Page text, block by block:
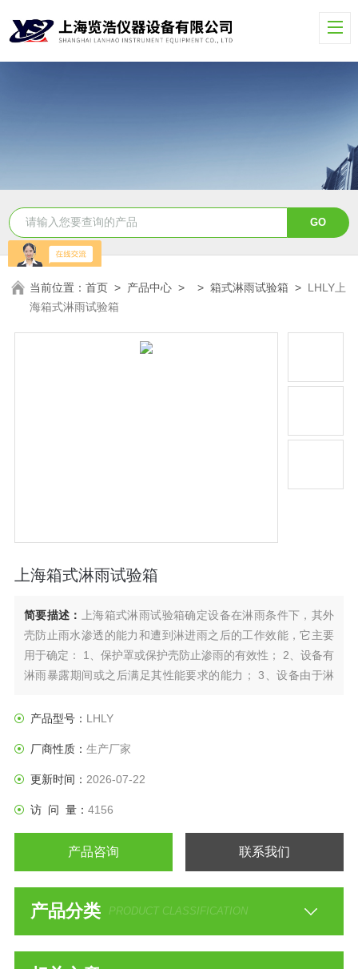
当前位置：首页 > 产品中心 > >箱式淋雨试验箱 > LHLY上
海箱式淋雨试验箱
上海箱式淋雨试验箱
简要描述：
上海箱式淋雨试验箱确定设备在淋雨条件下，其外
壳防止雨水渗透的能力和遭到淋进雨之后的工作效能，它主要
用于确定： 1、保护罩或保护壳防止渗雨的有效性； 2、设备有
淋雨暴露期间或之后满足其性能要求的能力； 3、设备由于淋
产品型号： LHLY
厂商性质： 生产厂家
更新时间： 2026-07-22
访 问 量： 4156
产品咨询 联系我们
产品分类 PRODUCT CLASSIFICATION